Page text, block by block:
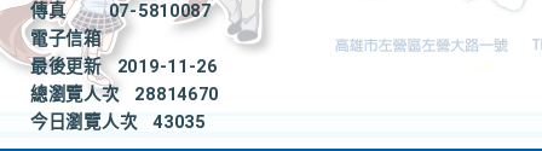
傳真
07-5810087
電子信箱
最後更新
2019-11-26
總瀏覽人次
28814670
今日瀏覽人次
43035